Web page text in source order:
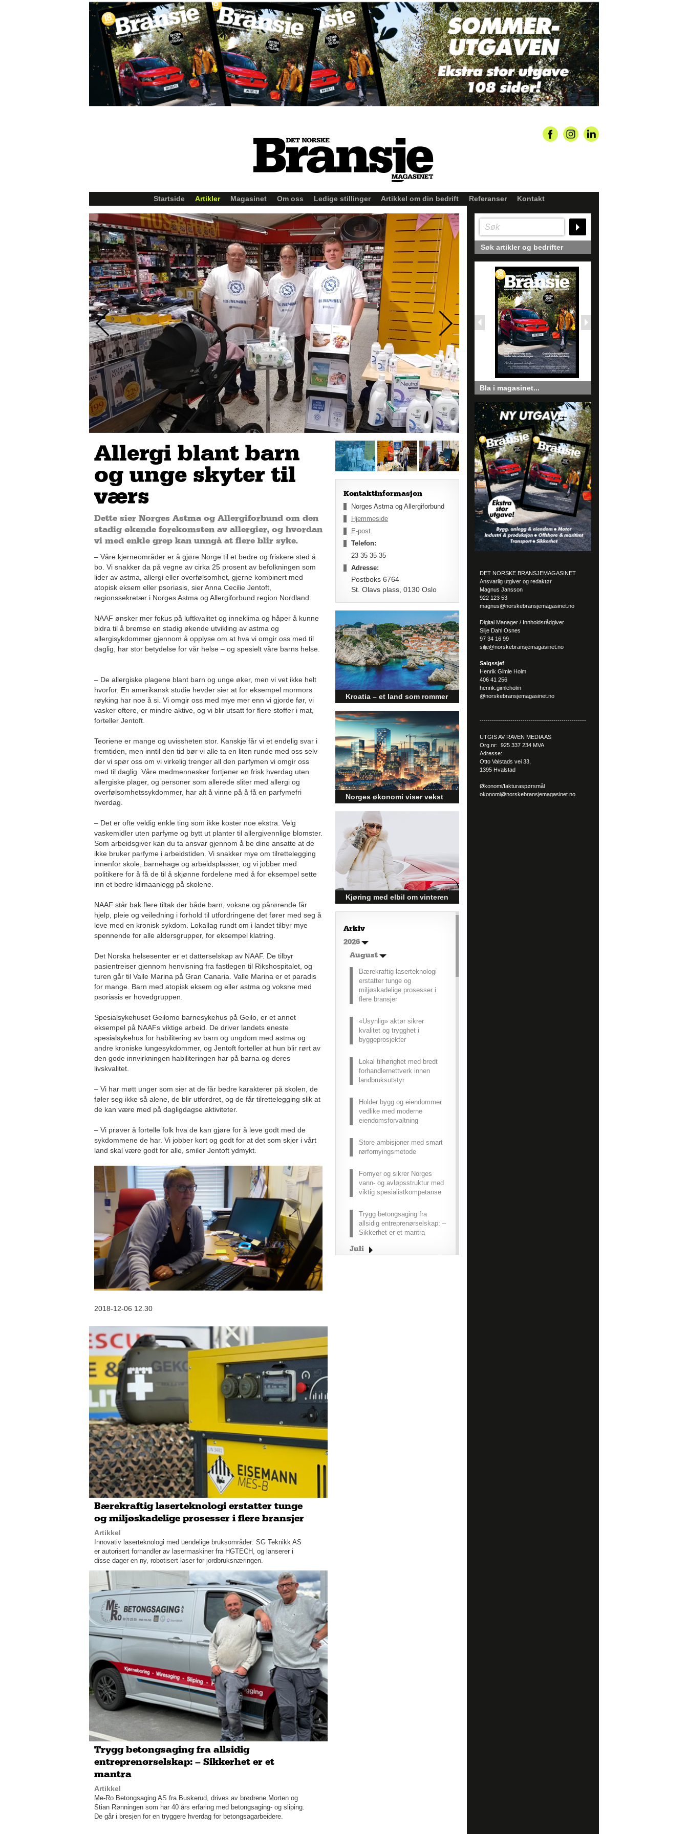
Startside Artikler Magasinet Om oss Ledige stillinger Artikkel om din bedrift Referanser Kontakt
Allergi blant barn
og unge skyter til
værs
Dette sier Norges Astma og Allergiforbund om den
stadig økende forekomsten av allergier, og hvordan
vi med enkle grep kan unngå at flere blir syke.
– Våre kjerneområder er å gjøre Norge til et bedre og friskere sted å
bo. Vi snakker da på vegne av cirka 25 prosent av befolkningen som
lider av astma, allergi eller overfølsomhet, gjerne kombinert med
atopisk eksem eller psoriasis, sier Anna Cecilie Jentoft,
regionssekretær i Norges Astma og Allergiforbund region Nordland.
NAAF ønsker mer fokus på luftkvalitet og inneklima og håper å kunne
bidra til å bremse en stadig økende utvikling av astma og
allergisykdommer gjennom å opplyse om at hva vi omgir oss med til
daglig, har stor betydelse for vår helse – og spesielt våre barns helse.
– De allergiske plagene blant barn og unge øker, men vi vet ikke helt
hvorfor. En amerikansk studie hevder sier at for eksempel mormors
røyking har noe å si. Vi omgir oss med mye mer enn vi gjorde før, vi
vasker oftere, er mindre aktive, og vi blir utsatt for flere stoffer i mat,
forteller Jentoft.
Teoriene er mange og uvissheten stor. Kanskje får vi et endelig svar i
fremtiden, men inntil den tid bør vi alle ta en liten runde med oss selv
der vi spør oss om vi virkelig trenger all den parfymen vi omgir oss
med til daglig. Våre medmennesker fortjener en frisk hverdag uten
allergiske plager, og personer som allerede sliter med allergi og
overfølsomhetssykdommer, har alt å vinne på å få en parfymefri
hverdag.
– Det er ofte veldig enkle ting som ikke koster noe ekstra. Velg
vaskemidler uten parfyme og bytt ut planter til allergivennlige blomster.
Som arbeidsgiver kan du ta ansvar gjennom å be dine ansatte at de
ikke bruker parfyme i arbeidstiden. Vi snakker mye om tilrettelegging
innenfor skole, barnehage og arbeidsplasser, og vi jobber med
politikere for å få de til å skjønne fordelene med å for eksempel sette
inn et bedre klimaanlegg på skolene.
NAAF står bak flere tiltak der både barn, voksne og pårørende får
hjelp, pleie og veiledning i forhold til utfordringene det fører med seg å
leve med en kronisk sykdom. Lokallag rundt om i landet tilbyr mye
spennende for alle aldersgrupper, for eksempel klatring.
Det Norska helsesenter er et datterselskap av NAAF. De tilbyr
pasientreiser gjennom henvisning fra fastlegen til Rikshospitalet, og
turen går til Valle Marina på Gran Canaria. Valle Marina er et paradis
for mange. Barn med atopisk eksem og eller astma og voksne med
psoriasis er hovedgruppen.
Spesialsykehuset Geilomo barnesykehus på Geilo, er et annet
eksempel på NAAFs viktige arbeid. De driver landets eneste
spesialsykehus for habilitering av barn og ungdom med astma og
andre kroniske lungesykdommer, og Jentoft forteller at hun blir rørt av
den gode innvirkningen habiliteringen har på barna og deres
livskvalitet.
– Vi har møtt unger som sier at de får bedre karakterer på skolen, de
føler seg ikke så alene, de blir utfordret, og de får tilrettelegging slik at
de kan være med på dagligdagse aktiviteter.
– Vi prøver å fortelle folk hva de kan gjøre for å leve godt med de
sykdommene de har. Vi jobber kort og godt for at det som skjer i vårt
land skal være godt for alle, smiler Jentoft ydmykt.
2018-12-06 12.30
Bærekraftig laserteknologi erstatter tunge
og miljøskadelige prosesser i flere bransjer
Artikkel
Innovativ laserteknologi med uendelige bruksområder: SG Teknikk AS
er autorisert forhandler av lasermaskiner fra HGTECH, og lanserer i
disse dager en ny, robotisert laser for jordbruksnæringen.
Trygg betongsaging fra allsidig
entreprenørselskap: – Sikkerhet er et
mantra
Artikkel
Me-Ro Betongsaging AS fra Buskerud, drives av brødrene Morten og
Stian Rønningen som har 40 års erfaring med betongsaging- og sliping.
De går i bresjen for en tryggere hverdag for betongsagarbeidere.
Kontaktinformasjon
Norges Astma og Allergiforbund
Hjemmeside
E-post
Telefon:
23 35 35 35
Adresse:
Postboks 6764
St. Olavs plass, 0130 Oslo
Kroatia – et land som rommer
mer enn kysten
Kroatia forbindes ofte med sol,
bading og klart hav, men landet
har langt flere sider enn det
førsteinntrykket mange sitter igjen
med.
Norges økonomi viser vekst
og påvirker byggebransjen
Den norske økonomien har vist
jevn vekst de siste tre kvartalene,
noe som skaper optimisme på
tvers av ulike sektorer.
Byggebransjen er spesielt godt
posisjonert til å dra nytte av denne
økonomiske oppgangen.
Kjøring med elbil om vinteren
– hvordan få bedre
rekkevidde?
Elbiler (EV) representerer
fremtiden for transport, men deres
effektivitet under utfordrende
utfordring.
Arkiv
2026
August
Bærekraftig laserteknologi
erstatter tunge og
miljøskadelige prosesser i
flere bransjer
«Usynlig» aktør sikrer
kvalitet og trygghet i
byggeprosjekter
Lokal tilhørighet med bredt
forhandlernettverk innen
landbruksutstyr
Holder bygg og eiendommer
vedlike med moderne
eiendomsforvaltning
Store ambisjoner med smart
rørfornyingsmetode
Fornyer og sikrer Norges
vann- og avløpsstruktur med
viktig spesialistkompetanse
Trygg betongsaging fra
allsidig entreprenørselskap: –
Sikkerhet er et mantra
Juli
Søk artikler og bedrifter
Bla i magasinet...
DET NORSKE BRANSJEMAGASINET
Ansvarlig utgiver og redaktør
Magnus Jansson
922 123 53
magnus@norskebransjemagasinet.no
Digital Manager / Innholdsrådgiver
Silje Dahl Osnes
97 34 16 99
silje@norskebransjemagasinet.no
Salgssjef
Henrik Gimle Holm
406 41 256
henrik.gimleholm
@norskebransjemagasinet.no
----------------------------------------------------
UTGIS AV RAVEN MEDIA AS
Org.nr: 925 337 234 MVA
Adresse:
Otto Valstads vei 33,
1395 Hvalstad
Økonomi/fakturaspørsmål
okonomi@norskebransjemagasinet.no